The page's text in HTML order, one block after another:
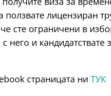
ползвате лицензиран
сте ограничени в
него и
страницата ни ТУК